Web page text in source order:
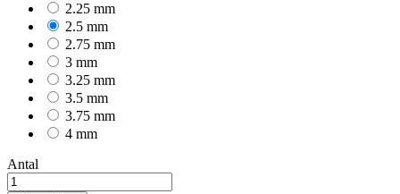
2.25 mm
2.5 mm
2.75 mm
3 mm
3.25 mm
3.5 mm
3.75 mm
4 mm
Antal